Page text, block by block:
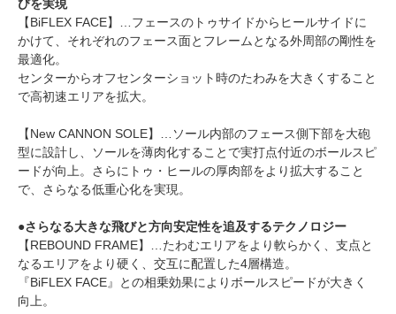
びを実現
【BiFLEX FACE】…フェースのトゥサイドからヒールサイドに
かけて、それぞれのフェース面とフレームとなる外周部の剛性を
最適化。
センターからオフセンターショット時のたわみを大きくすること
で高初速エリアを拡大。
【New CANNON SOLE】…ソール内部のフェース側下部を大砲
型に設計し、ソールを薄肉化することで実打点付近のボールスピ
ードが向上。さらにトゥ・ヒールの厚肉部をより拡大すること
で、さらなる低重心化を実現。
●さらなる大きな飛びと方向安定性を追及するテクノロジー
【REBOUND FRAME】…たわむエリアをより軟らかく、支点と
なるエリアをより硬く、交互に配置した4層構造。
『BiFLEX FACE』との相乗効果によりボールスピードが大きく
向上。